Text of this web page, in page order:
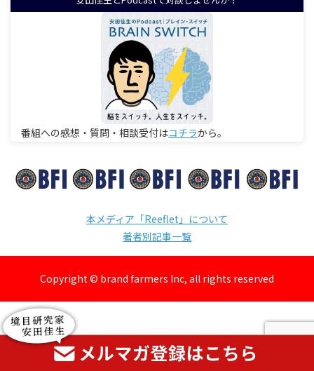
番組への感想・質問・相談受付はコチラから。
本メディア「Reeflet」について
著者別記事一覧
Copyright © brand farmers Inc, all rights reserved